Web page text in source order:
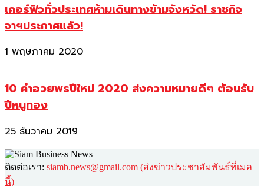
เคอร์ฟิวทั่วประเทศห้ามเดินทางข้ามจังหวัด! ราชกิจ
จาฯประกาศแล้ว!
1 พฤษภาคม 2020
10 คำอวยพรปีใหม่ 2020 ส่งความหมายดีๆ ต้อนรับ
ปีหนูทอง
25 ธันวาคม 2019
ติดต่อเรา: siamb.news@gmail.com (ส่งข่าวประชาสัมพันธ์ที่เมล
นี้)